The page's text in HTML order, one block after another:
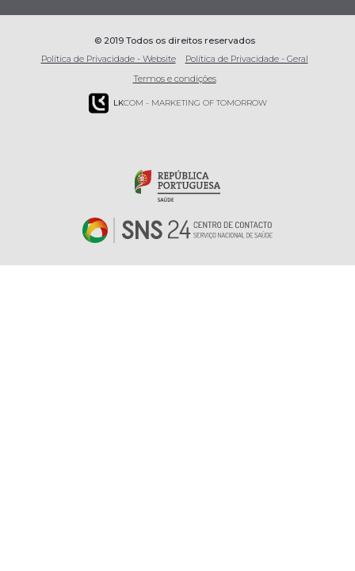
© 2019 Todos os direitos reservados
Política de Privacidade - Website
Política de Privacidade - Geral
Termos e condições
LKCOM - MARKETING OF TOMORROW